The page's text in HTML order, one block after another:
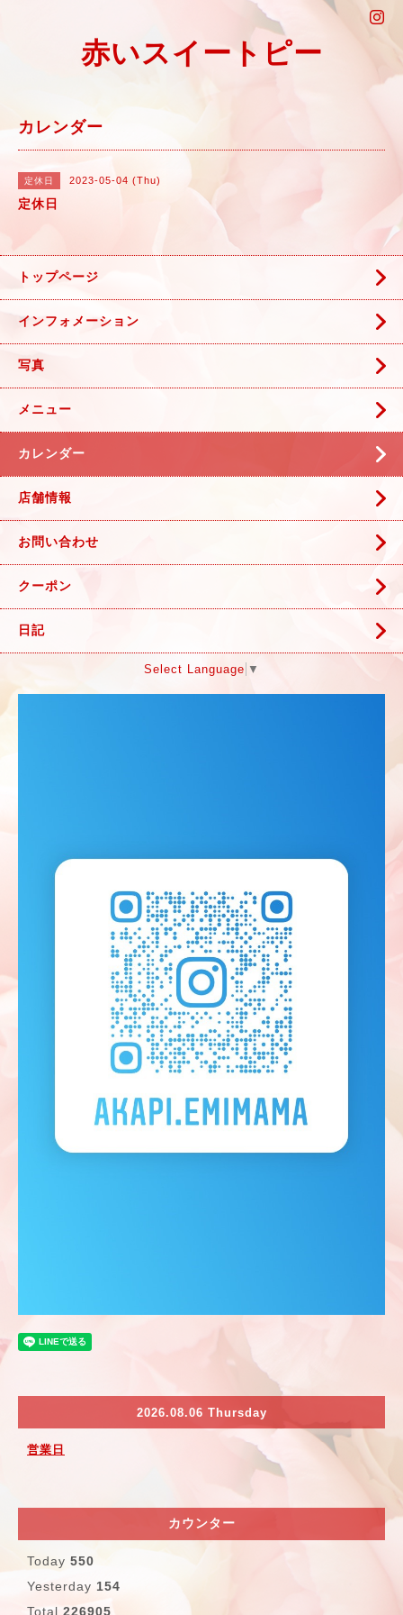
赤いスイートピー
カレンダー
定休日 2023-05-04 (Thu)
定休日
トップページ
インフォメーション
写真
メニュー
カレンダー
店舗情報
お問い合わせ
クーポン
日記
Select Language ▼
2026.08.06 Thursday
営業日
カウンター
Today 550
Yesterday 154
Total 226905